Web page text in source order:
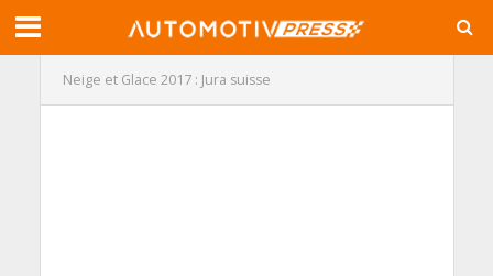
Neige et Glace 2017 : Jura suisse